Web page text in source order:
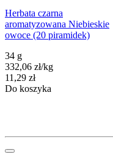
Herbata czarna
aromatyzowana Niebieskie
owoce (20 piramidek)
34 g
332,06 zł/kg
Cena
11,29 zł
Do koszyka